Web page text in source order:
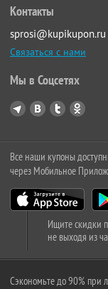
Контакты
sprosi@kupikupon.ru
Связаться с нами
Мы в Соцсетях
Все наши купоны
через Мобильное
Ищите скидки
не выходя из
Сэкономьте до 90% при